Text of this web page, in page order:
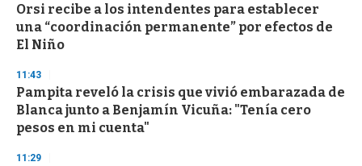
Orsi recibe a los intendentes para establecer
una “coordinación permanente” por efectos de
El Niño
11:43
Pampita reveló la crisis que vivió embarazada de
Blanca junto a Benjamín Vicuña: "Tenía cero
pesos en mi cuenta"
11:29